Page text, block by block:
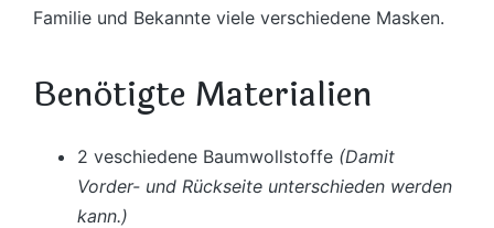
Familie und Bekannte viele verschiedene Masken.
Benötigte Materialien
2 veschiedene Baumwollstoffe (Damit
Vorder- und Rückseite unterschieden werden
kann.)